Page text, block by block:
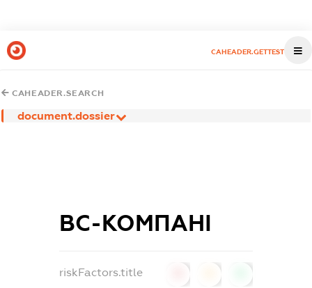
CAHEADER.GETTEST
CAHEADER.SEARCH
document.dossier
ВС-КОМПАНІ
riskFactors.title